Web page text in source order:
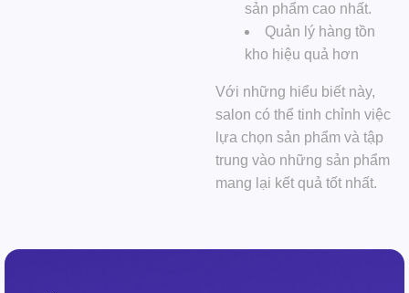
sản phẩm cao nhất.
Quản lý hàng tồn
kho hiệu quả hơn
Với những hiểu biết này,
salon có thể tinh chỉnh việc
lựa chọn sản phẩm và tập
trung vào những sản phẩm
mang lại kết quả tốt nhất.